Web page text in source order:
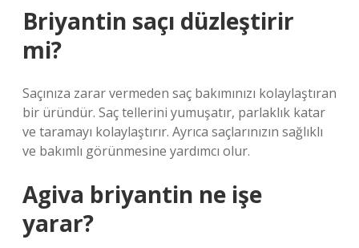
Briyantin saçı düzleştirir
mi?
Saçınıza zarar vermeden saç bakımınızı kolaylaştıran
bir üründür. Saç tellerini yumuşatır, parlaklık katar
ve taramayı kolaylaştırır. Ayrıca saçlarınızın sağlıklı
ve bakımlı görünmesine yardımcı olur.
Agiva briyantin ne işe
yarar?